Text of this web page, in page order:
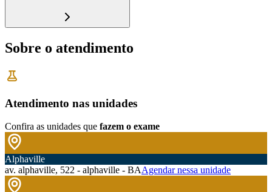
Sobre o atendimento
Atendimento nas unidades
Confira as unidades que fazem o exame
Alphaville
av. alphaville, 522 - alphaville - BAAgendar nessa unidade